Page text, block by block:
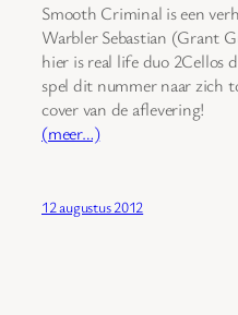
Smooth Criminal is een
Warbler Sebastian (Grant
hier is real life duo 2Cellos
spel dit nummer naar zich
cover van de aflevering!
(meer…)
12 augustus 2012